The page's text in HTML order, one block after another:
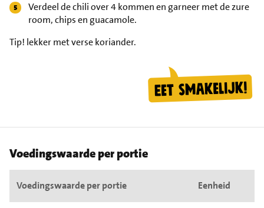
Verdeel de chili over 4 kommen en garneer met de zure
room, chips en guacamole.
Tip! lekker met verse koriander.
Voedingswaarde per portie
Voedingswaarde per portie Eenheid